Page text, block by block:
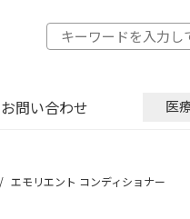
お問い合わせ 医
エモリエント コンディショナー